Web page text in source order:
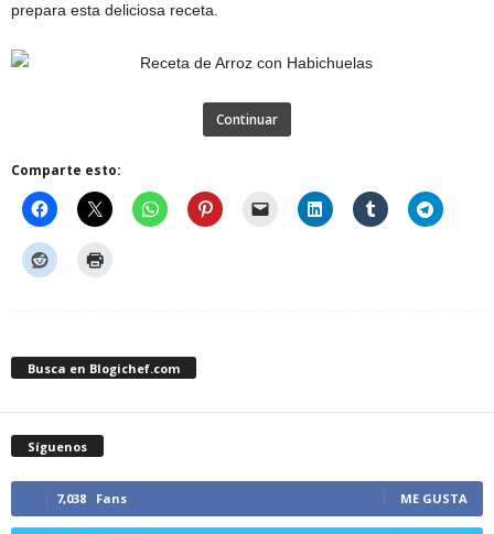
prepara esta deliciosa receta.
Continuar
Comparte esto:
Busca en Blogichef.com
Síguenos
7,038 Fans ME GUSTA